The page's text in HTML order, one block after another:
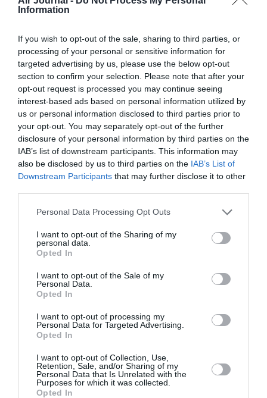
Information
If you wish to opt-out of the sale, sharing to third parties, or
processing of your personal or sensitive information for
targeted advertising by us, please use the below opt-out
section to confirm your selection. Please note that after your
opt-out request is processed you may continue seeing
interest-based ads based on personal information utilized by
us or personal information disclosed to third parties prior to
your opt-out. You may separately opt-out of the further
disclosure of your personal information by third parties on the
IAB’s list of downstream participants. This information may
also be disclosed by us to third parties on the IAB’s List of
Downstream Participants that may further disclose it to other
Personal Data Processing Opt Outs
I want to opt-out of the Sharing of my
personal data.
Opted In
I want to opt-out of the Sale of my
Personal Data.
Opted In
I want to opt-out of processing my
Personal Data for Targeted Advertising.
Opted In
I want to opt-out of Collection, Use,
Retention, Sale, and/or Sharing of my
Personal Data that Is Unrelated with the
Purposes for which it was collected.
Opted In
:
Aéroports du Maroc : la carte d’embarquement passe
au tout numérique avec Pax Check
ABONNEMENT
MASQUÉE
RÉSERVÉ
INSTANTANÉ
ARTICLES LES PLUS
CONSULTÉS DU MOIS